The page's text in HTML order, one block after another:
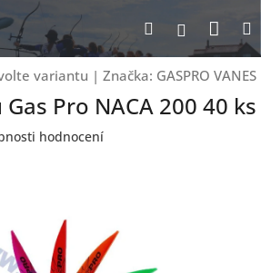
Hledat
variantu | Značka: GASPRO VANES
Pro NACA 200 40 ks
hodnocení